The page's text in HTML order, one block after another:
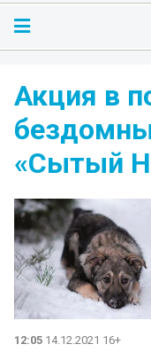
Акция в
«Сытый
12:05 14.12.2021 16+